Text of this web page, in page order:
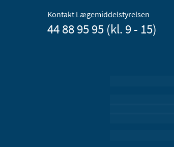
Kontakt Lægemiddelstyrelsen
44 88 95 95 (kl. 9 - 15)